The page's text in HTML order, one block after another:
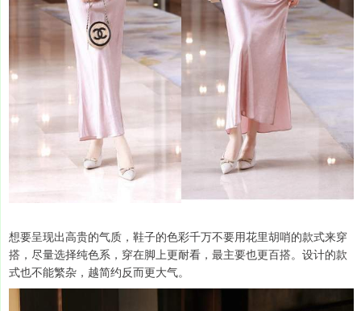
想要呈现出高贵的气质，鞋子的色彩千万不要用花里胡哨的款式来穿
搭，尽量选择纯色系，穿在脚上更耐看，最主要也更百搭。设计的款
式也不能繁杂，越简约反而更大气。